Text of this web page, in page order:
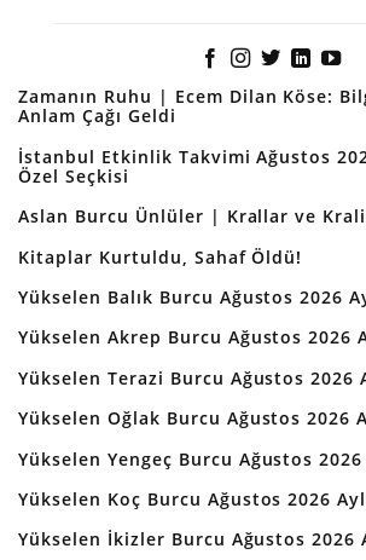
Zamanın Ruhu | Ecem Dilan Köse:
Anlam Çağı Geldi
İstanbul Etkinlik Takvimi Ağustos
Özel Seçkisi
Aslan Burcu Ünlüler | Krallar ve
Kitaplar Kurtuldu, Sahaf Öldü!
Yükselen Balık Burcu Ağustos 2026
Yükselen Akrep Burcu Ağustos 2026
Yükselen Terazi Burcu Ağustos 2026
Yükselen Oğlak Burcu Ağustos 2026
Yükselen Yengeç Burcu Ağustos
Yükselen Koç Burcu Ağustos 2026
Yükselen İkizler Burcu Ağustos 2026